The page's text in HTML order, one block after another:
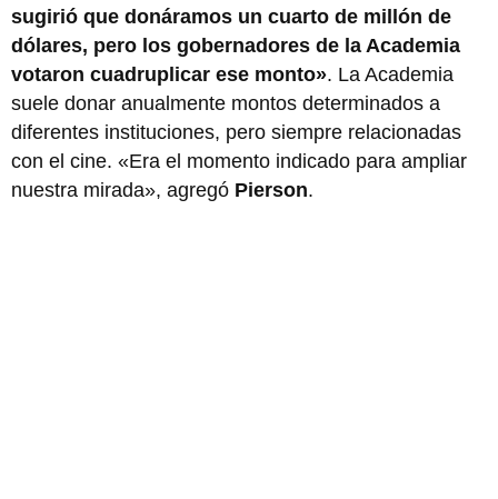
sugirió que donáramos un cuarto de millón de
dólares, pero los gobernadores de la Academia
votaron cuadruplicar ese monto». La Academia
suele donar anualmente montos determinados a
diferentes instituciones, pero siempre relacionadas
con el cine. «Era el momento indicado para ampliar
nuestra mirada», agregó Pierson.